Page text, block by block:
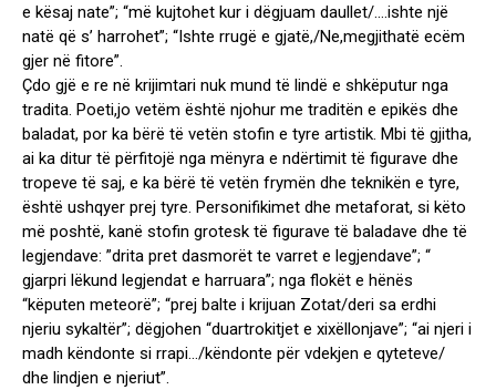
e kësaj nate”; “më kujtohet kur i dëgjuam daullet/….ishte një
natë që s’ harrohet”; “Ishte rrugë e gjatë,/Ne,megjithatë ecëm
gjer në fitore”.
Çdo gjë e re në krijimtari nuk mund të lindë e shkëputur nga
tradita. Poeti,jo vetëm është njohur me traditën e epikës dhe
baladat, por ka bërë të vetën stofin e tyre artistik. Mbi të gjitha,
ai ka ditur të përfitojë nga mënyra e ndërtimit të figurave dhe
tropeve të saj, e ka bërë të vetën frymën dhe teknikën e tyre,
është ushqyer prej tyre. Personifikimet dhe metaforat, si këto
më poshtë, kanë stofin grotesk të figurave të baladave dhe të
legjendave: ”drita pret dasmorët te varret e legjendave”; “
gjarpri lëkund legjendat e harruara”; nga flokët e hënës
“këputen meteorë”; “prej balte i krijuan Zotat/deri sa erdhi
njeriu sykaltër”; dëgjohen “duartrokitjet e xixëllonjave”; “ai njeri i
madh këndonte si rrapi…/këndonte për vdekjen e qyteteve/
dhe lindjen e njeriut”.